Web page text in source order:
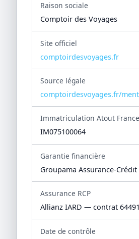
Raison sociale
Comptoir des Voyages
Site officiel
comptoirdesvoyages.fr
Source légale
comptoirdesvoyages.fr/
Immatriculation Atout France
IM075100064
Garantie financière
Groupama Assurance-
Assurance RCP
Allianz IARD — contrat
Date de contrôle